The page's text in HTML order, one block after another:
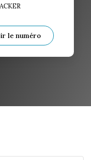
le numéro